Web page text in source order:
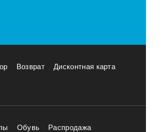
Возврат Дисконтная карта
Обувь Распродажа